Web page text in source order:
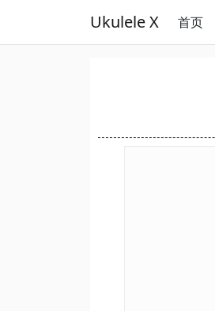
Ukulele X 首页